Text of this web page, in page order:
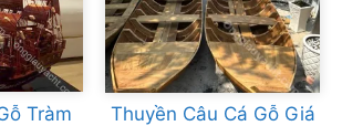
Tràm
Thuyền Câu Cá Gỗ Giá